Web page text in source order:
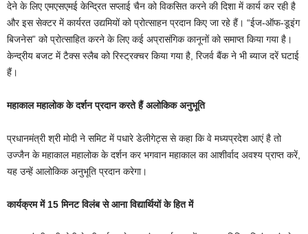
देने के लिए एमएसएमई केन्द्रित सप्लाई चैन को विकसित करने की दिशा में कार्य कर रही है
और इस सेक्टर में कार्यरत उद्यमियों को प्रोत्साहन प्रदान किए जा रहे हैं। “ईज-ऑफ-डूइंग
बिजनेस” को प्रोत्साहित करने के लिए कई अप्रासंगिक कानूनों को समाप्त किया गया है।
केन्द्रीय बजट में टैक्स स्लैब को रिस्ट्रक्चर किया गया है, रिजर्व बैंक ने भी ब्याज दरें घटाई
हैं।
महाकाल महालोक के दर्शन प्रदान करते हैं अलोकिक अनुभूति
प्रधानमंत्री श्री मोदी ने समिट में पधारे डेलीगेट्स से कहा कि वे मध्यप्रदेश आएं है तो
उज्जैन के महाकाल महालोक के दर्शन कर भगवान महाकाल का आशीर्वाद अवश्य प्राप्त करें,
यह उन्हें आलोकिक अनुभूति प्रदान करेगा।
कार्यक्रम में 15 मिनट विलंब से आना विद्यार्थियों के हित में